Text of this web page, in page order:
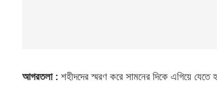
আগরতলা : শহীদদের স্মরণ করে সামনের দিকে এগিয়ে